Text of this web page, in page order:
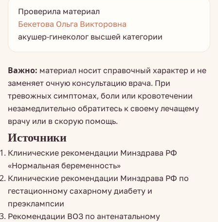
Проверила материал
Бекетова Ольга Викторовна
акушер-гинеколог высшей категории
Важно: материал носит справочный характер и не
заменяет очную консультацию врача. При
тревожных симптомах, боли или кровотечении
незамедлительно обратитесь к своему лечащему
врачу или в скорую помощь.
Источники
Клинические рекомендации Минздрава РФ
«Нормальная беременность»
Клинические рекомендации Минздрава РФ по
гестационному сахарному диабету и
преэклампсии
Рекомендации ВОЗ по антенатальному